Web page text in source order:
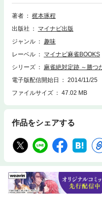
合でも、麻雀に勝つための必勝
ませんが、勝つための必要条件
琢程プロが、麻雀で勝つための
寧かつ詳細に解説したものです
の一冊に収録されています。最
方はまずこの本から始めてみる
方はこれまで知らなかった手順
定跡を確認し、改めて基本を見
っています。かじやんが贈る、
押し引きの定跡／第5章：ゲーム
著者
梶本琢程
出版社
マイナビ出版
ジャンル
趣味
レーベル
マイナビ麻雀BOOKS
シリーズ
麻雀絶対定跡 ～勝つ
電子版配信開始日
2014/11/25
ファイルサイズ
47.02 MB
作品をシェアする